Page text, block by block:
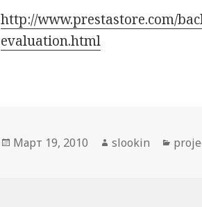
http://www.prestastore.com/
evaluation.html
Опубликовано
Март 19, 2010 Автор
slookin